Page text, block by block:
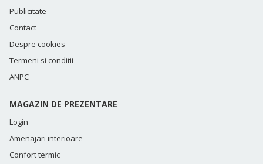
Publicitate
Contact
Despre cookies
Termeni si conditii
ANPC
MAGAZIN DE PREZENTARE
Login
Amenajari interioare
Confort termic